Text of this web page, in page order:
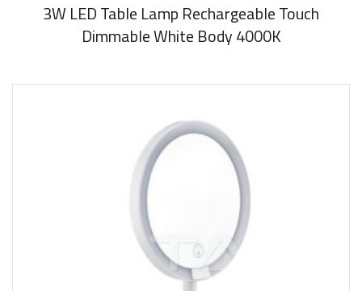
3W LED Table Lamp Rechargeable Touch
Dimmable White Body 4000K